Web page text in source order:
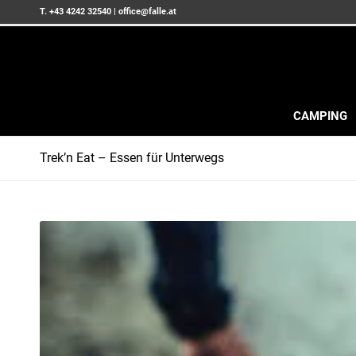
T. +43 4242 32540 | office@falle.at
CAMPING
Trek’n Eat – Essen für Unterwegs